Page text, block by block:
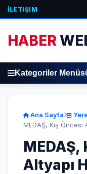
İLETIŞIM
HABER
Kategoriler
Ana Sayfa
MEDAŞ, Kış Öncesi
MEDAŞ,
Altyapı